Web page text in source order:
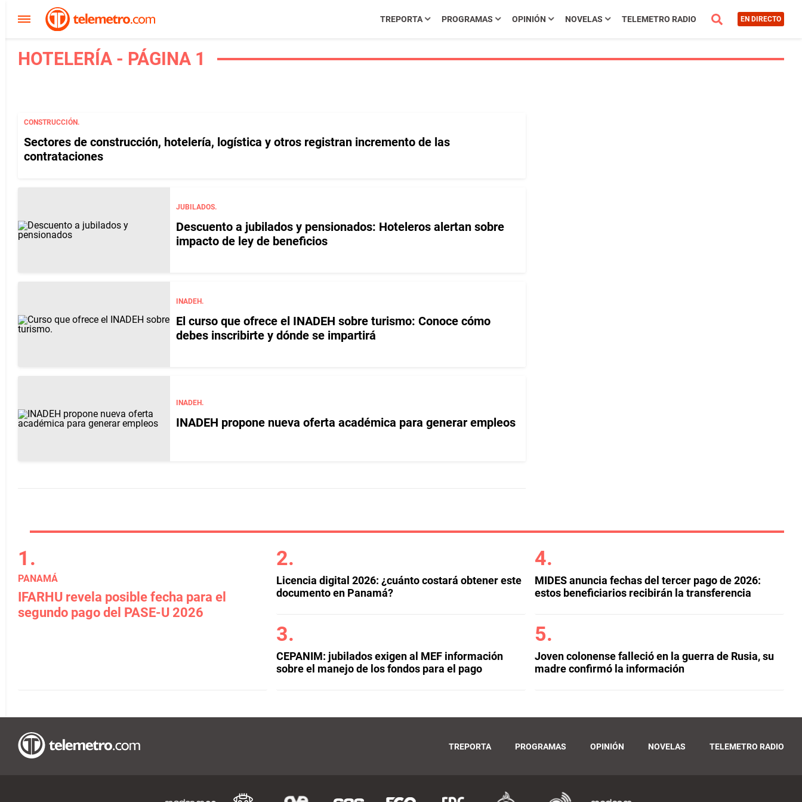
TREPORTA PROGRAMAS OPINIÓN NOVELAS TELEMETRO RADIO EN DIRECTO
HOTELERÍA - PÁGINA 1
CONSTRUCCIÓN.
Sectores de construcción, hotelería, logística y otros registran incremento de las
contrataciones
JUBILADOS.
Descuento a jubilados y pensionados: Hoteleros alertan sobre
impacto de ley de beneficios
INADEH.
El curso que ofrece el INADEH sobre turismo: Conoce cómo
debes inscribirte y dónde se impartirá
INADEH.
INADEH propone nueva oferta académica para generar empleos
PANAMÁ
IFARHU revela posible fecha para el
segundo pago del PASE-U 2026
Licencia digital 2026: ¿cuánto costará obtener este
documento en Panamá?
CEPANIM: jubilados exigen al MEF información
sobre el manejo de los fondos para el pago
MIDES anuncia fechas del tercer pago de 2026:
estos beneficiarios recibirán la transferencia
Joven colonense falleció en la guerra de Rusia, su
madre confirmó la información
TREPORTA PROGRAMAS OPINIÓN NOVELAS TELEMETRO RADIO